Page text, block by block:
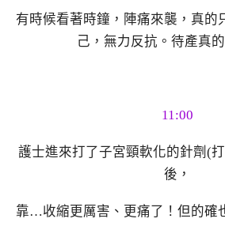
有時候看著時鐘，陣痛來襲，真的
己，無力反抗。待產真的
11:00
護士進來打了子宮頸軟化的針劑(
後，
靠…收縮更厲害、更痛了！但的確